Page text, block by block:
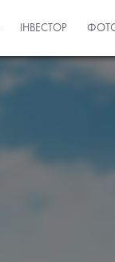
ІНВЕСТОР